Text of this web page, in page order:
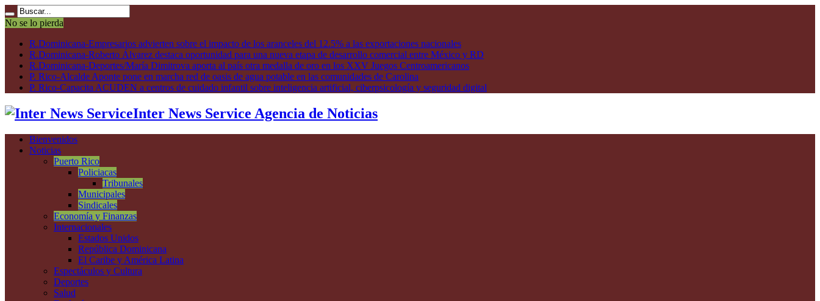
No se lo pierda
R.Dominicana-Empresarios advierten sobre el impacto de los aranceles del 12.5% a las exportaciones nacionales
R.Dominicana-Roberto Álvarez destaca oportunidad para una nueva etapa de desarrollo comercial entre México y RD
R.Dominicana-Deportes/María Dimitrova aporta al país otra medalla de oro en los XXV Juegos Centroamericanos
P. Rico-Alcalde Aponte pone en marcha red de oasis de agua potable en las comunidades de Carolina
P. Rico-Capacita ACUDEN a centros de cuidado infantil sobre inteligencia artificial, ciberpsicología y seguridad digital
Inter News Service Agencia de Noticias
Bienvenidos
Noticias
Puerto Rico
Policiacas
Tribunales
Municipales
Sindicales
Economía y Finanzas
Internacionales
Estados Unidos
República Dominicana
El Caribe y América Latina
Espectáculos y Cultura
Deportes
Salud